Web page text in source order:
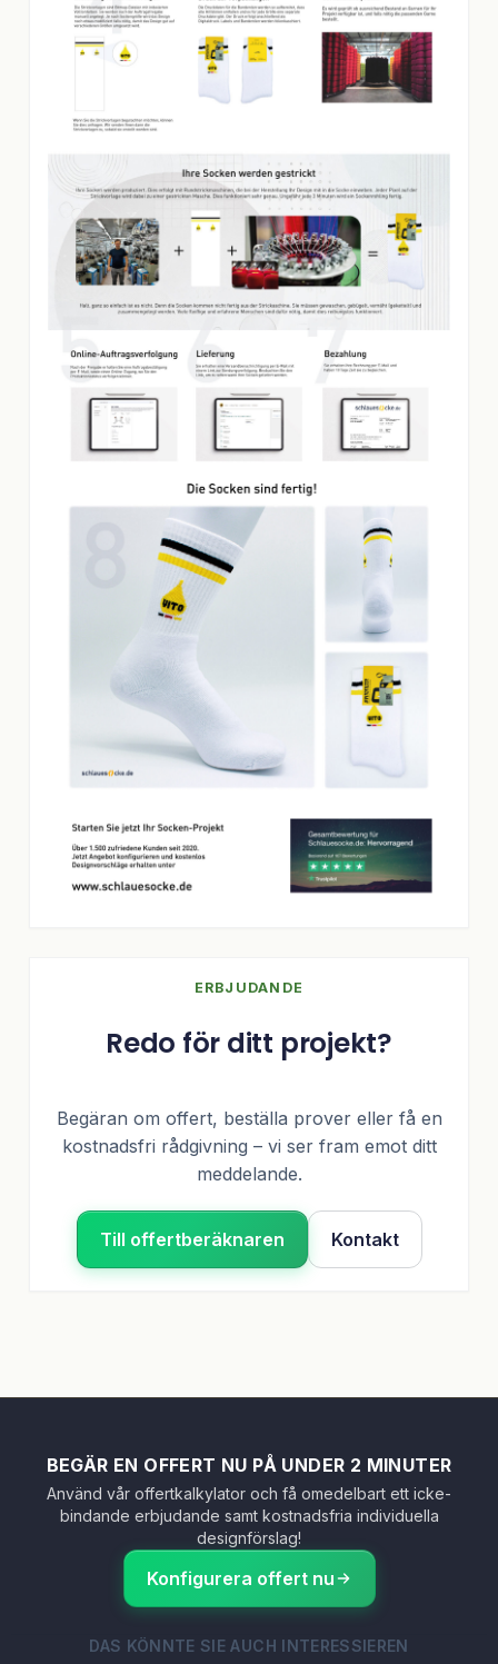
ERBJUDANDE
Redo för ditt projekt?
Begäran om offert, beställa prover eller få en
kostnadsfri rådgivning – vi ser fram emot ditt
meddelande.
Till offertberäknaren Kontakt
BEGÄR EN OFFERT NU PÅ UNDER 2 MINUTER
Använd vår offertkalkylator och få omedelbart ett icke-
bindande erbjudande samt kostnadsfria individuella
designförslag!
Konfigurera offert nu
DAS KÖNNTE SIE AUCH INTERESSIEREN